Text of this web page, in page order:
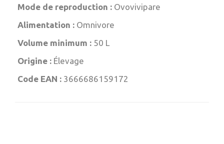
Mode de reproduction : Ovovivipare
Alimentation : Omnivore
Volume minimum : 50 L
Origine : Élevage
Code EAN : 3666686159172